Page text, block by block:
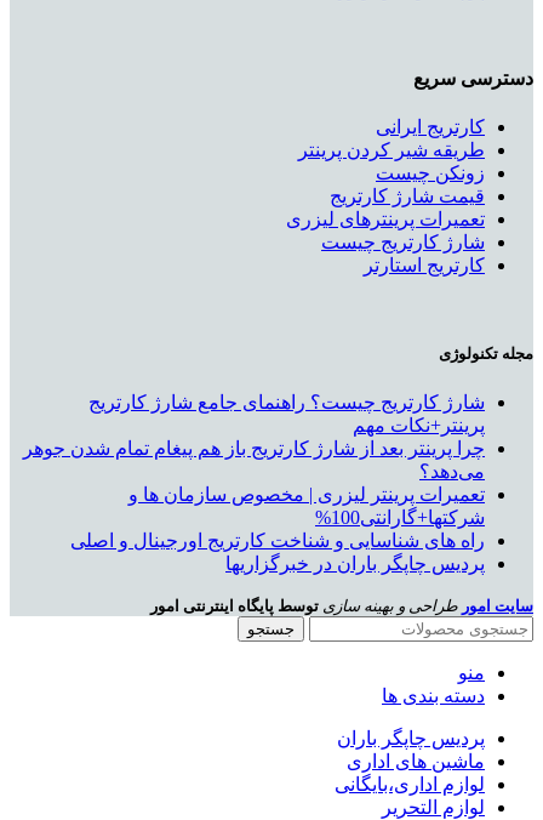
دسترسی سریع
کارتریج ایرانی
طریقه شیر کردن پرینتر
زونکن چیست
قیمت شارژ کارتریج
تعمیرات پرینترهای لیزری
شارژ کارتریج چیست
کارتریج استارتر
مجله تکنولوژی
شارژ کارتریج چیست؟ راهنمای جامع شارژ کارتریج
پرینتر+نکات مهم
چرا پرینتر بعد از شارژ کارتریج باز هم پیغام تمام شدن جوهر
می‌دهد؟
تعمیرات پرینتر لیزری | مخصوص سازمان ها و
شرکتها+گارانتی100%
راه های شناسایی و شناخت کارتریج اورجینال و اصلی
پردیس چاپگر باران در خبرگزاریها
سایت امور طراحی و بهینه سازی توسط پایگاه اینترنتی امور
جستجو
منو
دسته بندی ها
پردیس چاپگر باران
ماشین های اداری
لوازم اداری،بایگانی
لوازم التحریر